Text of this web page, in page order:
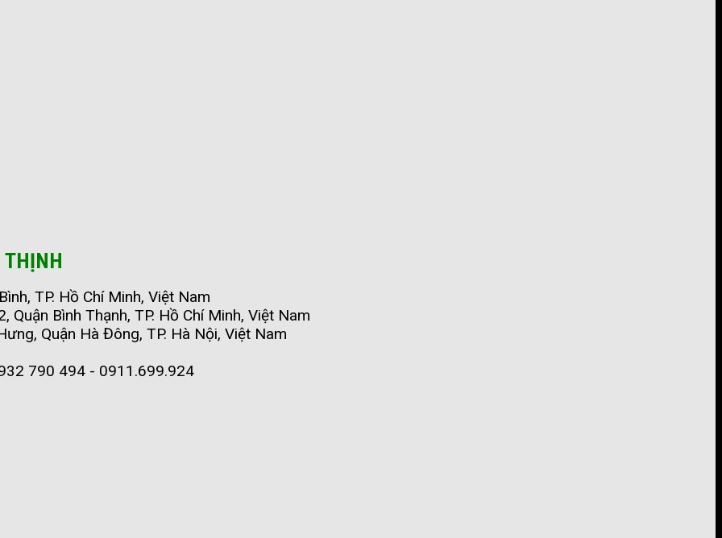
THỊNH
TP. Hồ Chí Minh, Việt Nam
Bình Thạnh, TP. Hồ Chí Minh, Việt Nam
Quận Hà Đông, TP. Hà Nội, Việt Nam
790 494 - 0911.699.924